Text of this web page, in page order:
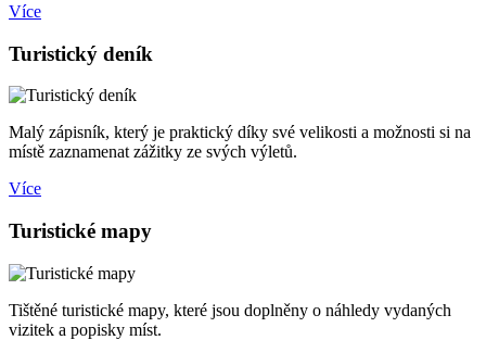
Více
Turistický deník
Malý zápisník, který je praktický díky své velikosti a možnosti si na
místě zaznamenat zážitky ze svých výletů.
Více
Turistické mapy
Tištěné turistické mapy, které jsou doplněny o náhledy vydaných
vizitek a popisky míst.